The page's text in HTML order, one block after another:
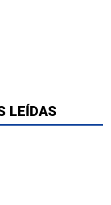
LEÍDAS